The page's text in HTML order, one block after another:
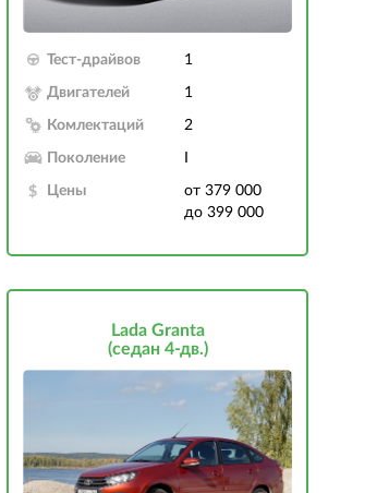
Тест-драйвов 1
Двигателей 1
Комлектаций 2
Поколение
Цены
от 379 000
до 399 000
Lada Granta
(седан 4-дв.)